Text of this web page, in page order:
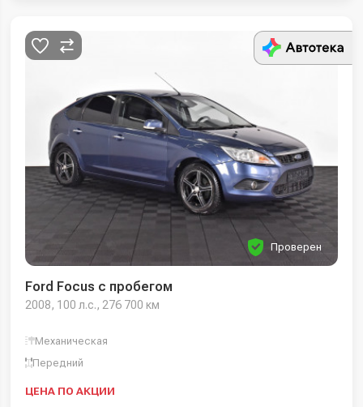
Проверен
Ford Focus с пробегом
2008, 100 л.с., 276 700 км
Механическая
Передний
ЦЕНА ПО АКЦИИ